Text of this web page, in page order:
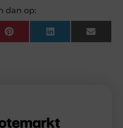
dan op:
Pinterest LinkedIn Email